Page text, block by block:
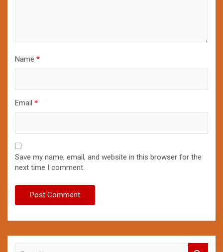
Name *
Email *
Save my name, email, and website in this browser for the
next time I comment.